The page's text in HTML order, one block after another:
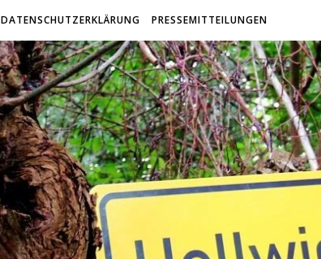
DATENSCHUTZERKLÄRUNG PRESSEMITTEILUNGEN